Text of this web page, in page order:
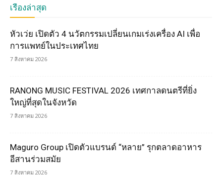
เรื่องล่าสุด
หัวเว่ย เปิดตัว 4 นวัตกรรมเปลี่ยนเกมเร่งเครื่อง AI เพื่อ
การแพทย์ในประเทศไทย
7 สิงหาคม 2026
RANONG MUSIC FESTIVAL 2026 เทศกาลดนตรีที่ยิ่ง
ใหญ่ที่สุดในจังหวัด
7 สิงหาคม 2026
Maguro Group เปิดตัวแบรนด์ “หลาย” รุกตลาดอาหาร
อีสานร่วมสมัย
7 สิงหาคม 2026